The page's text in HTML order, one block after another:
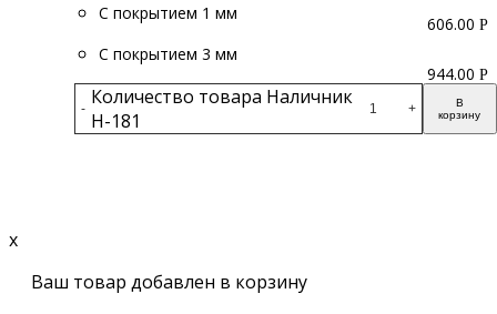
С покрытием 1 мм
С покрытием 3 мм
- Количество товара Наличник
Н-181
+
В
корзину
606.00 Р
944.00 Р
x
Ваш товар добавлен в корзину